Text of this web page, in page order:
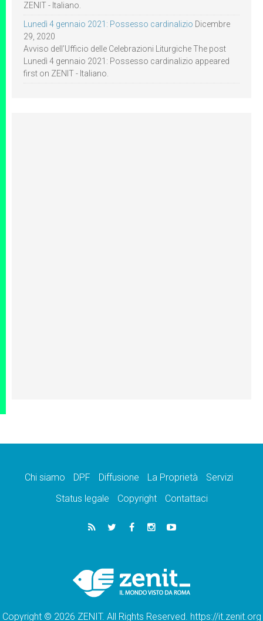
ZENIT - Italiano.
Lunedì 4 gennaio 2021: Possesso cardinalizio Dicembre
29, 2020
Avviso dell’Ufficio delle Celebrazioni Liturgiche The post
Lunedì 4 gennaio 2021: Possesso cardinalizio appeared
first on ZENIT - Italiano.
Chi siamo DPF Diffusione La Proprietà
Servizi
Status legale
Copyright Contattaci
Copyright © 2026 ZENIT. All Rights Reserved. https://it.zenit.org